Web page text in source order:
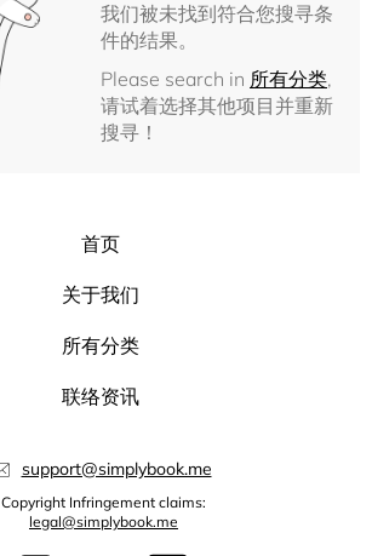
我们被未找到符合您搜寻条
件的结果。
Please search in 所有分类,
请试着选择其他项目并重新
搜寻！
首页
关于我们
所有分类
联络资讯
support@simplybook.me
Copyright Infringement claims:
legal@simplybook.me